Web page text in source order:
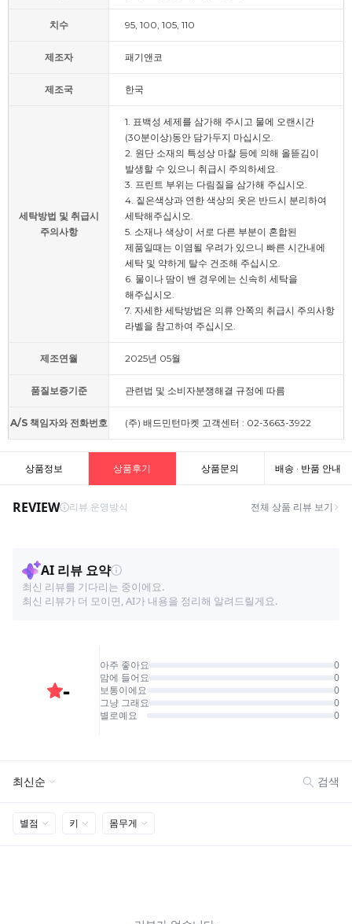
치수 95, 100, 105, 110
제조자 패기앤코
제조국 한국
세탁방법 및 취급시
주의사항
1. 표백성 세제를 삼가해 주시고 물에 오랜시간
(30분이상)동안 담가두지 마십시오.
2. 원단 소재의 특성상 마찰 등에 의해 올뜯김이
발생할 수 있으니 취급시 주의하세요.
3. 프린트 부위는 다림질을 삼가해 주십시오.
4. 짙은색상과 연한 색상의 옷은 반드시 분리하여
세탁해주십시오.
5. 소재나 색상이 서로 다른 부분이 혼합된
제품일때는 이염될 우려가 있으니 빠른 시간내에
세탁 및 약하게 탈수 건조해 주십시오.
6. 물이나 땀이 밴 경우에는 신속히 세탁을
해주십시오.
7. 자세한 세탁방법은 의류 안쪽의 취급시 주의사항
라벨을 참고하여 주십시오.
제조연월 2025년 05월
품질보증기준 관련법 및 소비자분쟁해결 규정에 따름
A/S 책임자와 전화번호 (주) 배드민턴마켓 고객센터 : 02-3663-3922
상품정보 상품후기 상품문의 배송 · 반품 안내